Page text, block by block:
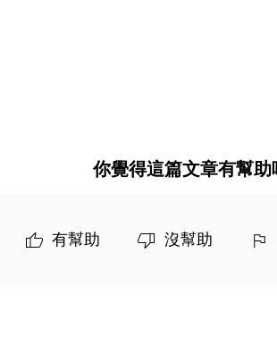
你覺得這篇文章有幫助
有幫助 沒幫助